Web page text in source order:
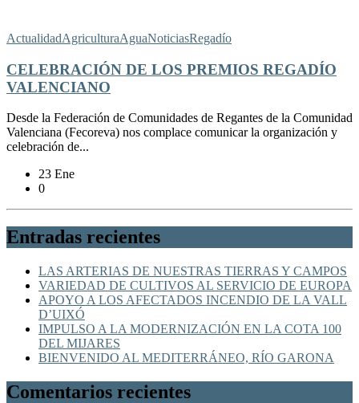
ActualidadAgriculturaAguaNoticiasRegadío
CELEBRACIÓN DE LOS PREMIOS REGADÍO
VALENCIANO
Desde la Federación de Comunidades de Regantes de la Comunidad
Valenciana (Fecoreva) nos complace comunicar la organización y
celebración de...
23 Ene
0
Entradas recientes
LAS ARTERIAS DE NUESTRAS TIERRAS Y CAMPOS
VARIEDAD DE CULTIVOS AL SERVICIO DE EUROPA
APOYO A LOS AFECTADOS INCENDIO DE LA VALL
D’UIXÓ
IMPULSO A LA MODERNIZACIÓN EN LA COTA 100
DEL MIJARES
BIENVENIDO AL MEDITERRÁNEO, RÍO GARONA
Comentarios recientes